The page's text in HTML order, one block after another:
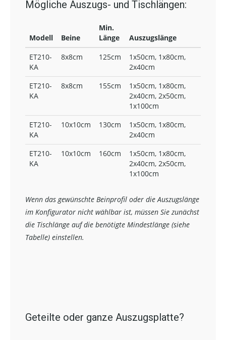
Mögliche Auszugs- und Tischlängen:
Modell Beine
Min.
Länge
Auszugslänge
ET210-
KA
8x8cm 125cm
1x50cm, 1x80cm,
2x40cm
ET210-
KA
8x8cm 155cm
1x50cm, 1x80cm,
2x40cm, 2x50cm,
1x100cm
ET210-
KA
10x10cm 130cm
1x50cm, 1x80cm,
2x40cm
ET210-
KA
10x10cm 160cm
1x50cm, 1x80cm,
2x40cm, 2x50cm,
1x100cm
Wenn das gewünschte Beinprofil oder die Auszugslänge
im Konfigurator nicht wählbar ist, müssen Sie zunächst
die Tischlänge auf die benötigte Mindestlänge (siehe
Tabelle) einstellen.
Geteilte oder ganze Auszugsplatte?